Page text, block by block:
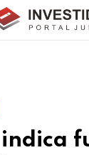
indica